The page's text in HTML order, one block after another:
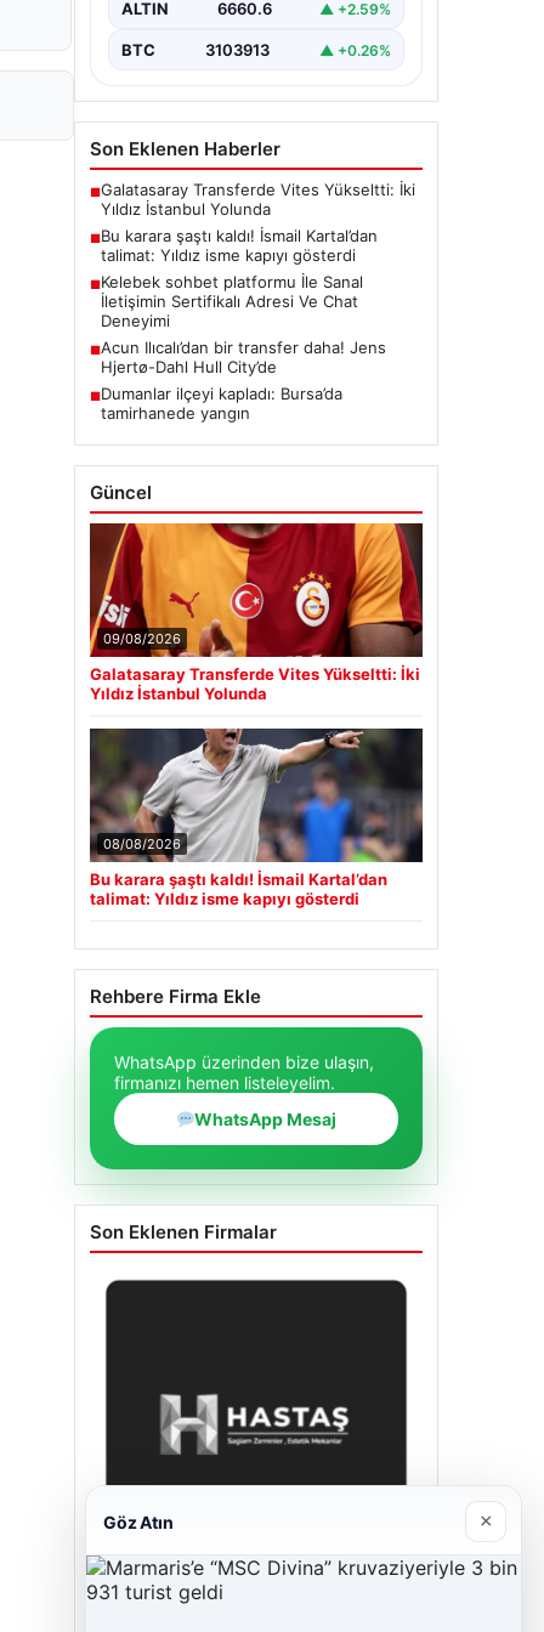
ALTIN 6660.6 ▲ +2.59%
BTC 3103913 ▲ +0.26%
Son Eklenen Haberler
■Galatasaray Transferde Vites Yükseltti: İki
Yıldız İstanbul Yolunda
■Bu karara şaştı kaldı! İsmail Kartal’dan
talimat: Yıldız isme kapıyı gösterdi
■Kelebek sohbet platformu İle Sanal
İletişimin Sertifikalı Adresi Ve Chat
Deneyimi
■Acun Ilıcalı’dan bir transfer daha! Jens
Hjertø-Dahl Hull City’de
■Dumanlar ilçeyi kapladı: Bursa’da
tamirhanede yangın
Güncel
09/08/2026
Galatasaray Transferde Vites Yükseltti: İki
Yıldız İstanbul Yolunda
08/08/2026
Bu karara şaştı kaldı! İsmail Kartal’dan
talimat: Yıldız isme kapıyı gösterdi
Rehbere Firma Ekle
WhatsApp üzerinden bize ulaşın,
firmanızı hemen listeleyelim.
WhatsApp Mesaj
Son Eklenen Firmalar
Göz Atın ×